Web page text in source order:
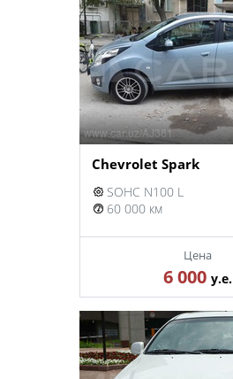
Chevrolet Spark
SOHC N100 L
60 000 км
Цена
6 000 у.е.